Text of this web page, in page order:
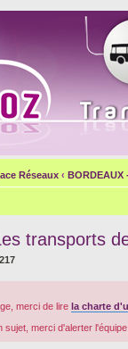
Réseaux ‹
transports
merci de lire la charte
sujet, merci d'alerter